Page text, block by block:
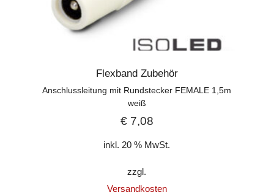
Flexband Zubehör
Anschlussleitung mit Rundstecker FEMALE 1,5m
weiß
€7,08
inkl. 20 % MwSt.
zzgl.
Versandkosten